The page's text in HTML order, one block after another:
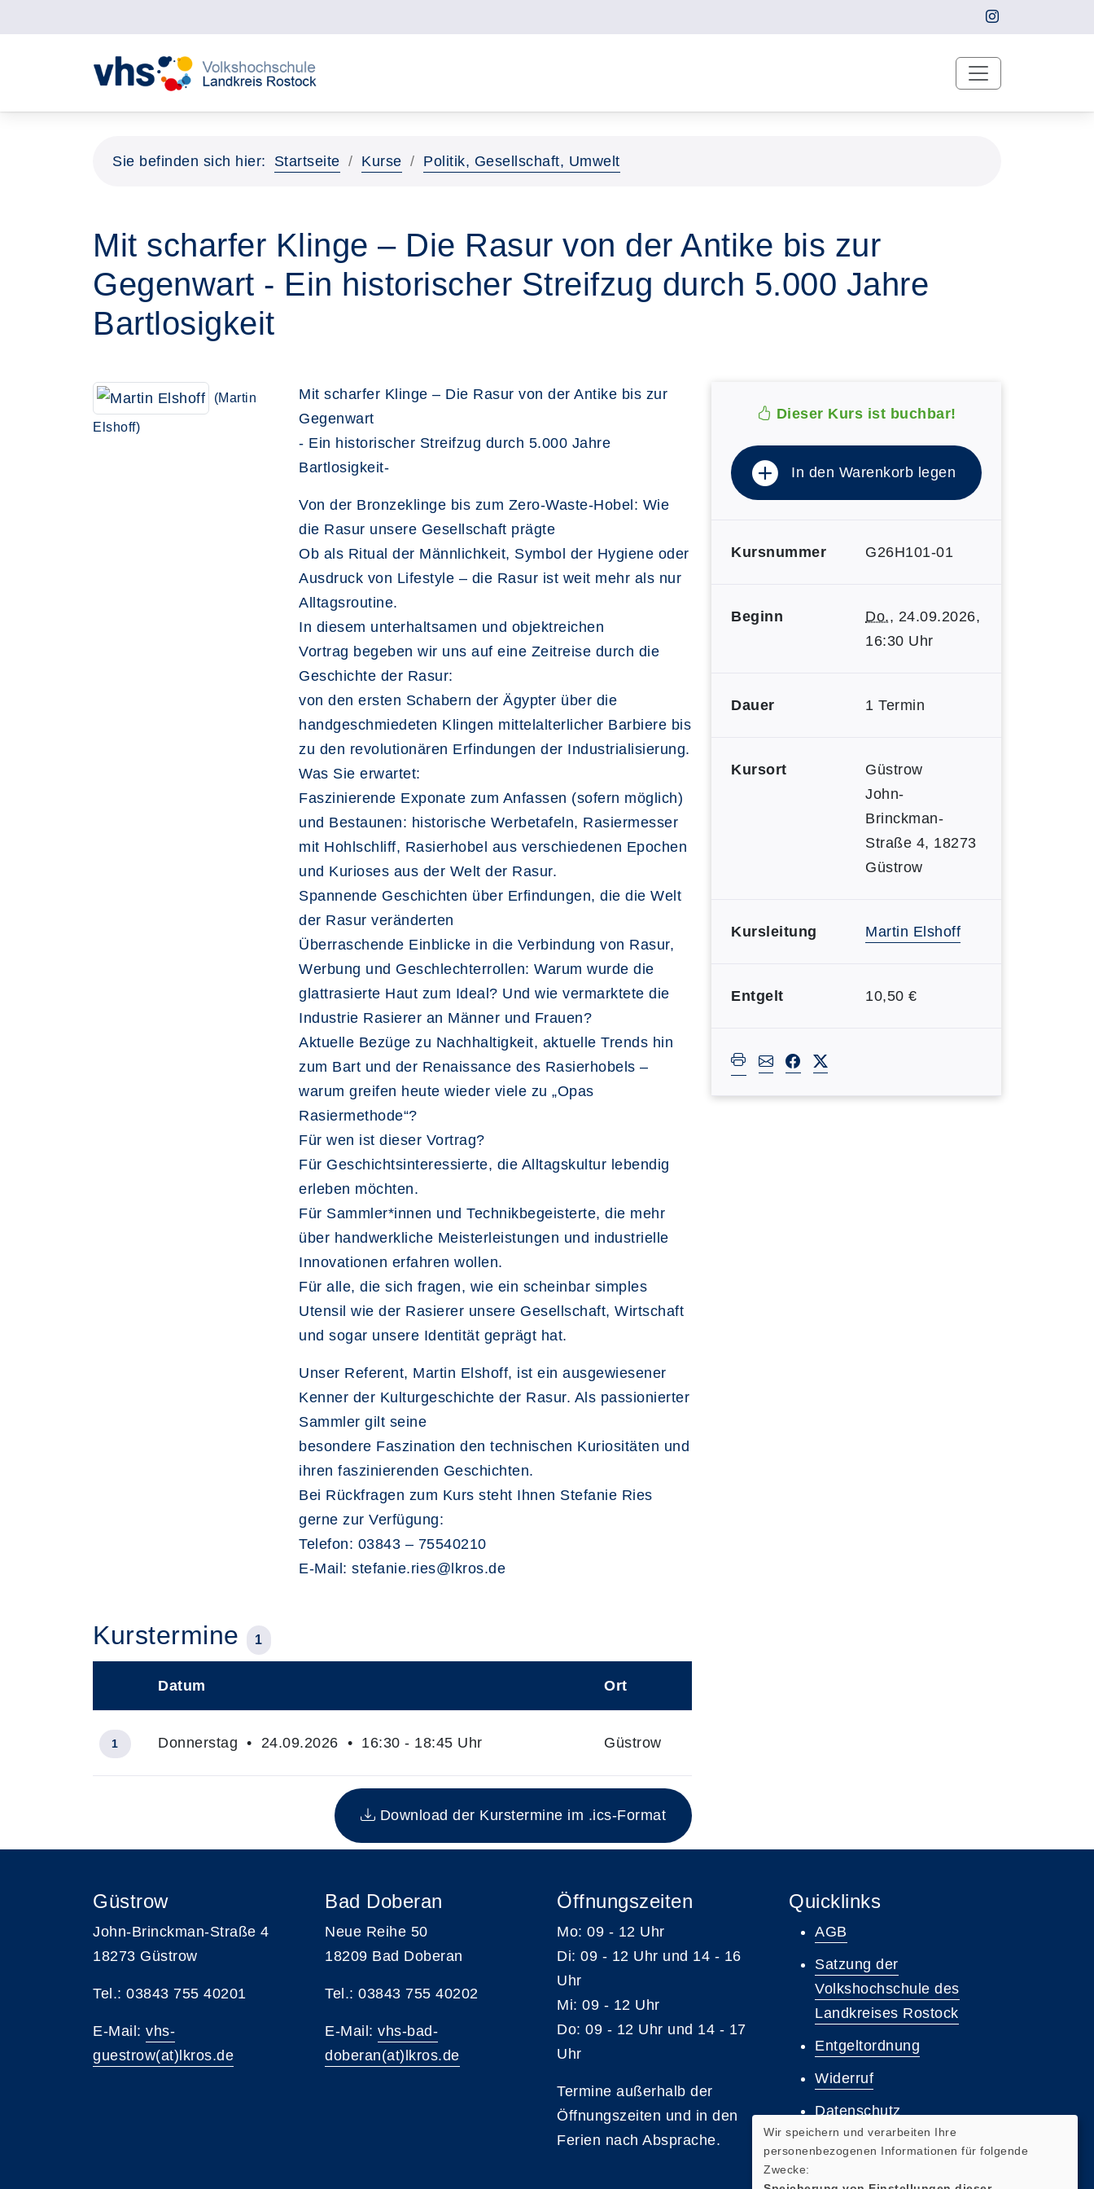
Sie befinden sich hier: Startseite Kurse Politik, Gesellschaft, Umwelt
Mit scharfer Klinge – Die Rasur von der Antike bis zur
Gegenwart - Ein historischer Streifzug durch 5.000 Jahre
Bartlosigkeit
(Martin
Elshoff)
Mit scharfer Klinge – Die Rasur von der Antike bis zur
Gegenwart
- Ein historischer Streifzug durch 5.000 Jahre
Bartlosigkeit-
Von der Bronzeklinge bis zum Zero-Waste-Hobel: Wie
die Rasur unsere Gesellschaft prägte
Ob als Ritual der Männlichkeit, Symbol der Hygiene oder
Ausdruck von Lifestyle – die Rasur ist weit mehr als nur
Alltagsroutine.
In diesem unterhaltsamen und objektreichen
Vortrag begeben wir uns auf eine Zeitreise durch die
Geschichte der Rasur:
von den ersten Schabern der Ägypter über die
handgeschmiedeten Klingen mittelalterlicher Barbiere bis
zu den revolutionären Erfindungen der Industrialisierung.
Was Sie erwartet:
Faszinierende Exponate zum Anfassen (sofern möglich)
und Bestaunen: historische Werbetafeln, Rasiermesser
mit Hohlschliff, Rasierhobel aus verschiedenen Epochen
und Kurioses aus der Welt der Rasur.
Spannende Geschichten über Erfindungen, die die Welt
der Rasur veränderten
Überraschende Einblicke in die Verbindung von Rasur,
Werbung und Geschlechterrollen: Warum wurde die
glattrasierte Haut zum Ideal? Und wie vermarktete die
Industrie Rasierer an Männer und Frauen?
Aktuelle Bezüge zu Nachhaltigkeit, aktuelle Trends hin
zum Bart und der Renaissance des Rasierhobels –
warum greifen heute wieder viele zu „Opas
Rasiermethode“?
Für wen ist dieser Vortrag?
Für Geschichtsinteressierte, die Alltagskultur lebendig
erleben möchten.
Für Sammler*innen und Technikbegeisterte, die mehr
über handwerkliche Meisterleistungen und industrielle
Innovationen erfahren wollen.
Für alle, die sich fragen, wie ein scheinbar simples
Utensil wie der Rasierer unsere Gesellschaft, Wirtschaft
und sogar unsere Identität geprägt hat.
Unser Referent, Martin Elshoff, ist ein ausgewiesener
Kenner der Kulturgeschichte der Rasur. Als passionierter
Sammler gilt seine
besondere Faszination den technischen Kuriositäten und
ihren faszinierenden Geschichten.
Bei Rückfragen zum Kurs steht Ihnen Stefanie Ries
gerne zur Verfügung:
Telefon: 03843 – 75540210
E-Mail: stefanie.ries@lkros.de
Kurstermine 1
Insgesamt gibt es 1 Termine zum diesen Kurs
Datum Ort
1 Donnerstag • 24.09.2026 • 16:30 - 18:45 Uhr Güstrow
Download der Kurstermine im .ics-Format
Dieser Kurs ist buchbar!
In den Warenkorb legen
Kursnummer G26H101-01
Beginn Do., 24.09.2026,
16:30 Uhr
Dauer 1 Termin
Kursort
Güstrow
John-
Brinckman-
Straße 4, 18273
Güstrow
Kursleitung Martin Elshoff
Entgelt 10,50 €
Güstrow
John-Brinckman-Straße 4
18273 Güstrow
Tel.: 03843 755 40201
E-Mail: vhs-
guestrow(at)lkros.de
Bad Doberan
Neue Reihe 50
18209 Bad Doberan
Tel.: 03843 755 40202
E-Mail: vhs-bad-
doberan(at)lkros.de
Öffnungszeiten
Mo: 09 - 12 Uhr
Di: 09 - 12 Uhr und 14 - 16
Uhr
Mi: 09 - 12 Uhr
Do: 09 - 12 Uhr und 14 - 17
Uhr
Termine außerhalb der
Öffnungszeiten und in den
Ferien nach Absprache.
Quicklinks
AGB
Satzung der
Volkshochschule des
Landkreises Rostock
Entgeltordnung
Widerruf
Datenschutz
Barrierefreiheit
Wir speichern und verarbeiten Ihre
personenbezogenen Informationen für folgende
Zwecke: